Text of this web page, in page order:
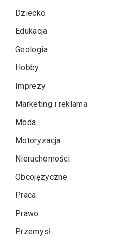
Dziecko
Edukacja
Geologia
Hobby
Imprezy
Marketing i reklama
Moda
Motoryzacja
Nieruchomości
Obcojęzyczne
Praca
Prawo
Przemysł